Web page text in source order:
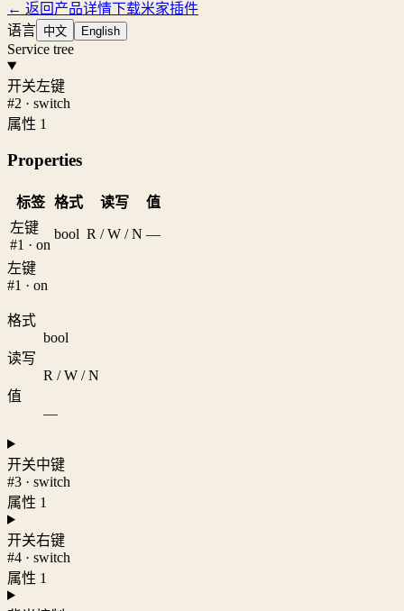
← 返回产品详情下载米家插件
语言 中文 English
Service tree
开关左键
#2 · switch
属性 1
Properties
标签 格式 读写
值
左键
#1 · on
bool R / W / N —
左键
#1 · on
格式
bool
读写
R / W / N
值
—
开关中键
#3 · switch
属性 1
开关右键
#4 · switch
属性 1